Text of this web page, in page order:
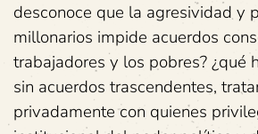
desconoce que la agresividad y
millonarios impide acuerdos
trabajadores y los pobres? ¿qué
sin acuerdos trascendentes,
privadamente con quienes